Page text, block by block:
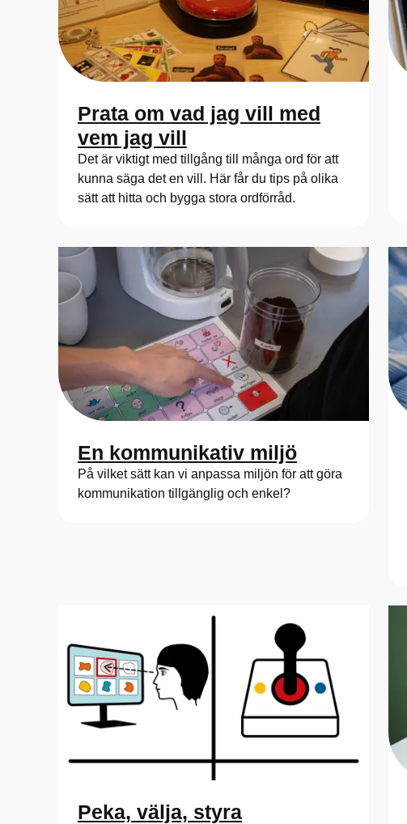
Prata om vad jag vill med
vem jag vill
Det är viktigt med tillgång till många ord för att
kunna säga det en vill. Här får du tips på olika
sätt att hitta och bygga stora ordförråd.
En kommunikativ miljö
På vilket sätt kan vi anpassa miljön för att göra
kommunikation tillgänglig och enkel?
Peka, välja, styra